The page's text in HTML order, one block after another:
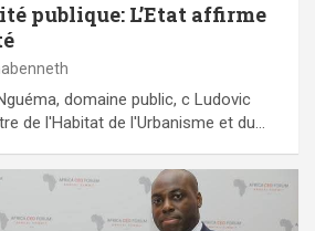
publique: L’Etat affirme
domaine public, c Ludovic
de l'Habitat de l'Urbanisme et du…